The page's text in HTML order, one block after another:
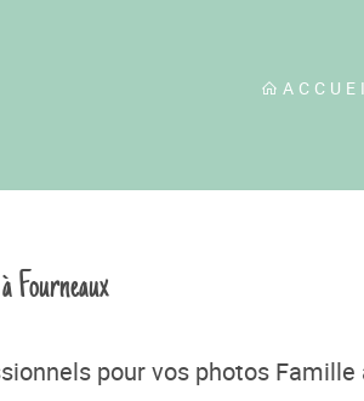
Fourneaux
pour vos photos Famille